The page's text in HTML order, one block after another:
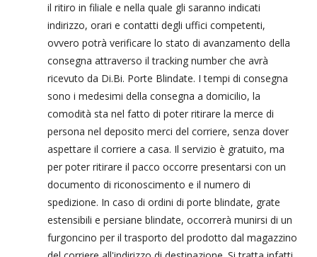
il ritiro in filiale e nella quale gli saranno indicati
indirizzo, orari e contatti degli uffici competenti,
ovvero potrà verificare lo stato di avanzamento della
consegna attraverso il tracking number che avrà
ricevuto da Di.Bi. Porte Blindate. I tempi di consegna
sono i medesimi della consegna a domicilio, la
comodità sta nel fatto di poter ritirare la merce di
persona nel deposito merci del corriere, senza dover
aspettare il corriere a casa. Il servizio è gratuito, ma
per poter ritirare il pacco occorre presentarsi con un
documento di riconoscimento e il numero di
spedizione. In caso di ordini di porte blindate, grate
estensibili e persiane blindate, occorrerà munirsi di un
furgoncino per il trasporto del prodotto dal magazzino